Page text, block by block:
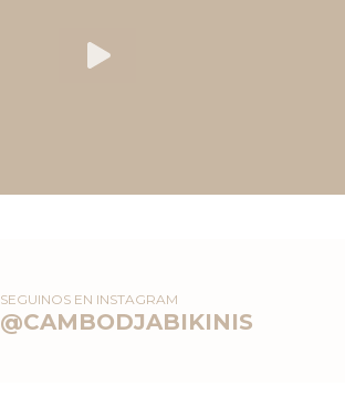
SEGUINOS EN INSTAGRAM
@CAMBODJABIKINIS